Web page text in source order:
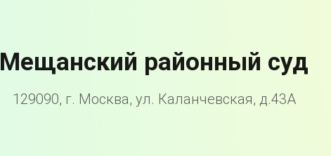
Мещанский районный суд
129090, г. Москва, ул. Каланчевская, д.43А